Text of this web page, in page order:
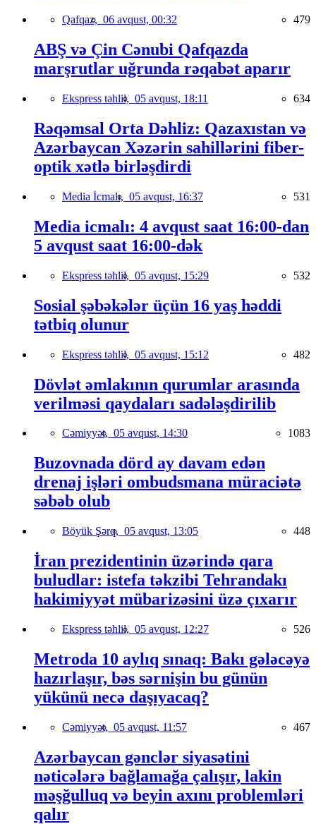
Qafqaz, 06 avqust, 00:32 479
ABŞ və Çin Cənubi Qafqazda
marşrutlar uğrunda rəqabət aparır
Ekspress təhlil, 05 avqust, 18:11 634
Rəqəmsal Orta Dəhliz: Qazaxıstan və
Azərbaycan Xəzərin sahillərini fiber-
optik xətlə birləşdirdi
Media İcmalı, 05 avqust, 16:37 531
Media icmalı: 4 avqust saat 16:00-dan
5 avqust saat 16:00-dək
Ekspress təhlil, 05 avqust, 15:29 532
Sosial şəbəkələr üçün 16 yaş həddi
tətbiq olunur
Ekspress təhlil, 05 avqust, 15:12 482
Dövlət əmlakının qurumlar arasında
verilməsi qaydaları sadələşdirilib
Cəmiyyət, 05 avqust, 14:30 1083
Buzovnada dörd ay davam edən
drenaj işləri ombudsmana müraciətə
səbəb olub
Böyük Şərq, 05 avqust, 13:05 448
İran prezidentinin üzərində qara
buludlar: istefa təkzibi Tehrandakı
hakimiyyət mübarizəsini üzə çıxarır
Ekspress təhlil, 05 avqust, 12:27 526
Metroda 10 aylıq sınaq: Bakı gələcəyə
hazırlaşır, bəs sərnişin bu günün
yükünü necə daşıyacaq?
Cəmiyyət, 05 avqust, 11:57 467
Azərbaycan gənclər siyasətini
nəticələrə bağlamağa çalışır, lakin
məşğulluq və beyin axını problemləri
qalır